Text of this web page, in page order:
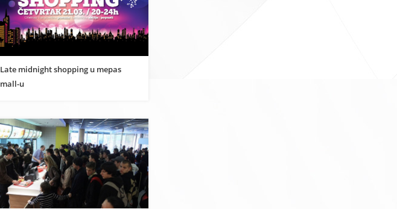
Late midnight shopping u mepas
mall-u